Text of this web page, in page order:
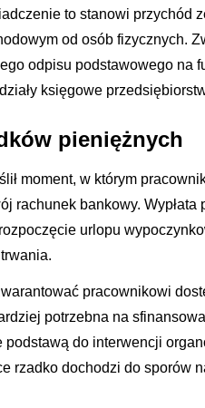
to stanowi przychód
od osób fizycznych.
odpisu podstawowego na
księgowe
pieniężnych
moment, w którym
rachunek bankowy.
urlopu
pracownikowi
potrzebna na
podstawą do interwencji
rzadko dochodzi do sporów